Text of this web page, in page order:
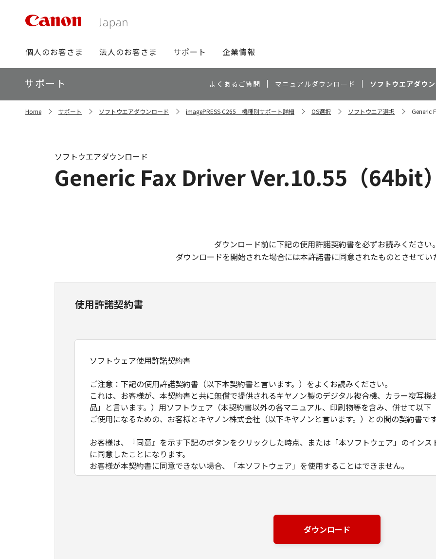
グ
ロ
ー
バ
ビ
個人のお客さま 法人のお客さま サポート 企業情報
ロ
ー
カ
ル
サポート よくあるご質問 マニュアルダウンロード ソフトウエアダウ
Home サポート ソフトウエアダウンロード imagePRESS C265 機種別サポート詳細 OS選択 ソフトウエア選択 Generic
Generic Fax Driver Ver.10.55（64bit）
ソフトウエアダウンロード
ダウンロード前に下記の使用許諾契約書を必ずお読みください。
ダウンロードを開始された場合には本許諾書に同意されたものとさせてい
使用許諾契約書
ソフトウェア使用許諾契約書
ご注意：下記の使用許諾契約書（以下本契約書と言います。）をよくお読みください。
これは、お客様が、本契約書と共に無償で提供されるキヤノン製のデジタル複合機、カラー複写
品」と言います。）用ソフトウェア（本契約書以外の各マニュアル、印刷物等を含み、併せて以下
ご使用になるための、お客様とキヤノン株式会社（以下キヤノンと言います。）との間の契約書です
お客様は、『同意』を示す下記のボタンをクリックした時点、または「本ソフトウェア」のイン
に同意したことになります。
お客様が本契約書に同意できない場合、「本ソフトウェア」を使用することはできません。
数のコンピューター（以下「指定機器」と言います。）において、「本ソフトウェア」を使用（本
ア」をコンピューターの記憶媒体上にインストールすること、またはコンピューターにおいて表示
は実行することのいずれも含むものとします。）するための非独占的権利をお客様に対して許諾し
ネットワークを通じて接続されたコンピューター上で、かかるコンピューターの使用者に対して「
ダウンロード